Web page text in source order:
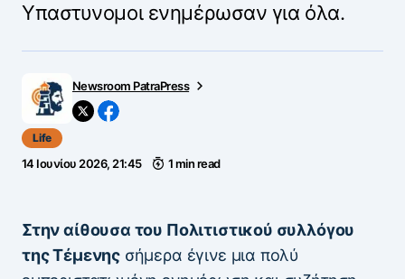
Υπαστυνομοι ενημέρωσαν για όλα.
Newsroom PatraPress
Life
14 Ιουνίου 2026, 21:45 1 min read
Στην αίθουσα του Πολιτιστικού συλλόγου
της Τέμενης σήμερα έγινε μια πολύ